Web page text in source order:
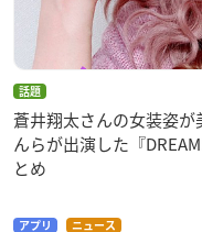
話題
蒼井翔太さんの女装姿
んらが出演した『
とめ
アプリ ニュース